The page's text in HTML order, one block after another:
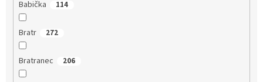
Babička 114
Bratr 272
Bratranec 206